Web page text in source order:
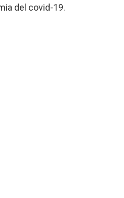
del covid-19.